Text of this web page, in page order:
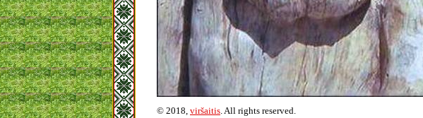
© 2018, viršaitis. All rights reserved.